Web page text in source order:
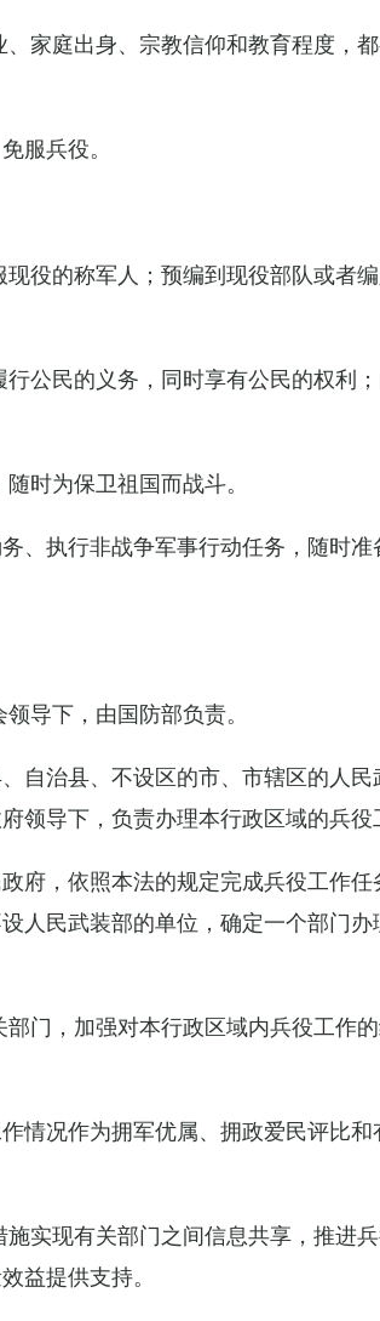
家庭出身、宗教信仰和教育程度，
服兵役。
役的称军人；预编到现役部队或者
公民的义务，同时享有公民的权利
时为保卫祖国而战斗。
、执行非战争军事行动任务，随时准
导下，由国防部负责。
自治县、不设区的市、市辖区的人
领导下，负责办理本行政区域的兵役
府，依照本法的规定完成兵役工作
人民武装部的单位，确定一个部门
门，加强对本行政区域内兵役工作
情况作为拥军优属、拥政爱民评比
实现有关部门之间信息共享，推进兵
益提供支持。